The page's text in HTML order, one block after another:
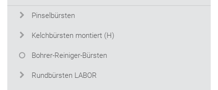
Pinselbürsten
Kelchbürsten montiert (H)
Bohrer-Reiniger-Bürsten
Rundbürsten LABOR